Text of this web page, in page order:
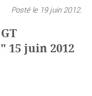
Posté le 19 juin 2012.
15 juin 2012